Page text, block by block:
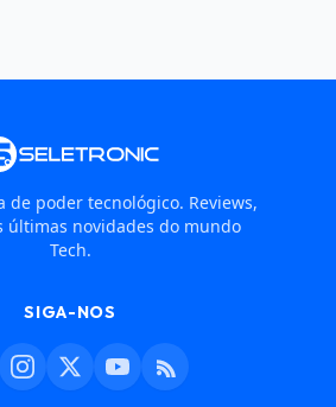
de poder tecnológico. Reviews,
últimas novidades do mundo
Tech.
SIGA-NOS